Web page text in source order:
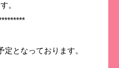
。
となっております。